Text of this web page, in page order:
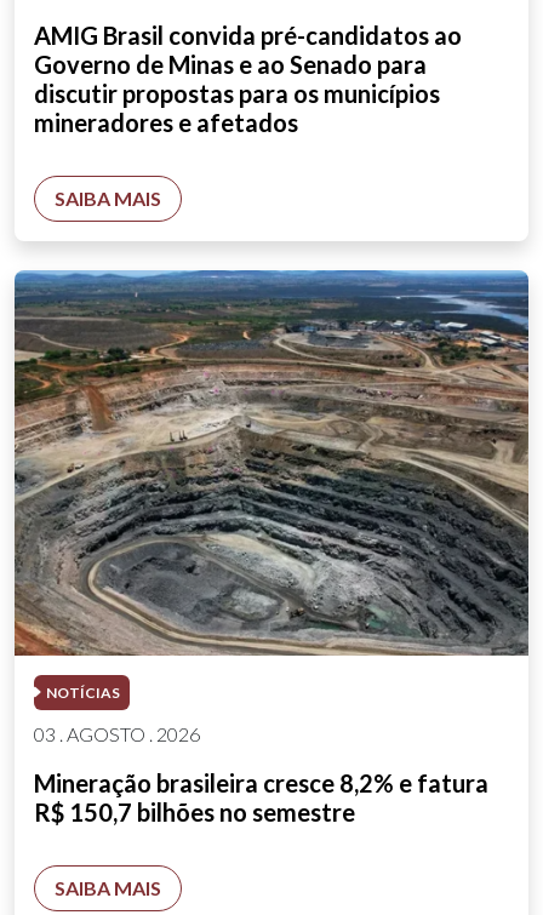
AMIG Brasil convida pré-candidatos ao
Governo de Minas e ao Senado para
discutir propostas para os municípios
mineradores e afetados
SAIBA MAIS
NOTÍCIAS
03 . AGOSTO . 2026
Mineração brasileira cresce 8,2% e fatura
R$ 150,7 bilhões no semestre
SAIBA MAIS